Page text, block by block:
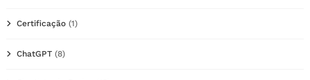
Certificação (1)
ChatGPT (8)